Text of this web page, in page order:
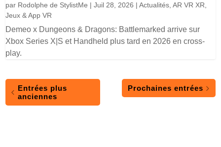
par Rodolphe de StylistMe |Juil 28, 2026 |Actualités,AR VR XR,
Jeux & App VR
Demeo x Dungeons & Dragons: Battlemarked arrive sur
Xbox Series X|S et Handheld plus tard en 2026 en cross-
play.
Entrées plus
anciennes
Prochaines entrées